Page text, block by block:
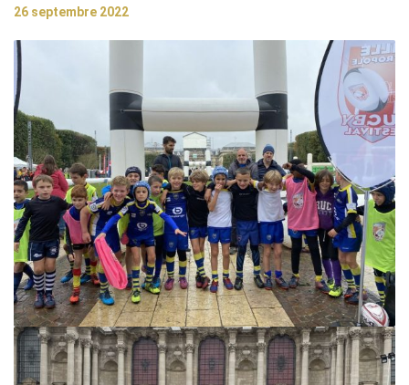
26 septembre 2022